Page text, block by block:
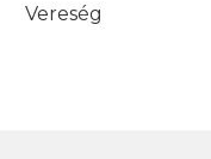
Vereség